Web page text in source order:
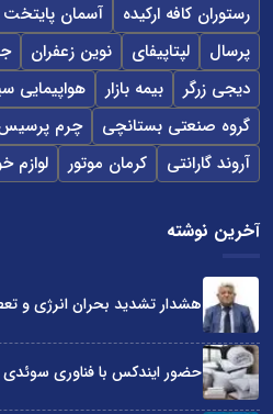
رستوران کافه ارکیده
آسمان پایتخت
پرسال
لپتاپیفای نوین زعفران
دیجی زرگر
بیمه بازار
هواپیمایی
گروه صنعتی بستانچی
چرم
آروند گارانتی
کرمان موتور لوازم
آخرین نوشته
هشدار تشدید بحران انرژی و
حضور ایندکس با فناوری سوئدی